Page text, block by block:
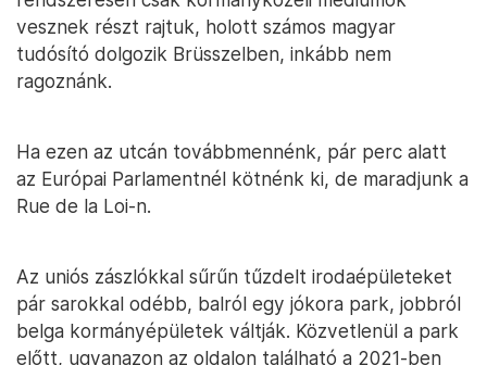
vesznek részt rajtuk, holott számos magyar
tudósító dolgozik Brüsszelben, inkább nem
ragoznánk.
Ha ezen az utcán továbbmennénk, pár perc alatt
az Európai Parlamentnél kötnénk ki, de maradjunk a
Rue de la Loi-n.
Az uniós zászlókkal sűrűn tűzdelt irodaépületeket
pár sarokkal odébb, balról egy jókora park, jobbról
belga kormányépületek váltják. Közvetlenül a park
előtt, ugyanazon az oldalon található a 2021-ben